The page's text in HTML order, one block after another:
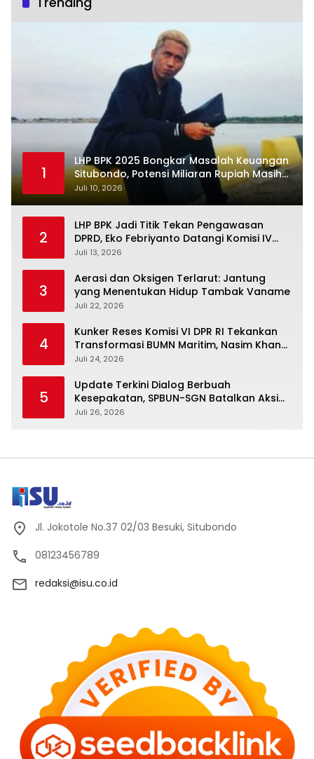
1
LHP BPK 2025 Bongkar Masalah Keuangan
Situbondo, Potensi Miliaran Rupiah Masih
Belum Terkelola
Juli 10, 2026
2
LHP BPK Jadi Titik Tekan Pengawasan
DPRD, Eko Febriyanto Datangi Komisi IV
dan Ajak Dewan Kembali Berpijak pada
Juli 13, 2026
3
Aerasi dan Oksigen Terlarut: Jantung
yang Menentukan Hidup Tambak Vaname
Juli 22, 2026
4
Kunker Reses Komisi VI DPR RI Tekankan
Transformasi BUMN Maritim, Nasim Khan
Kawal Penguatan Sektor Laut
Juli 24, 2026
5
Update Terkini Dialog Berbuah
Kesepakatan, SPBUN-SGN Batalkan Aksi
Nasional Setelah Holding Penuhi Sejumlah
Juli 26, 2026
Jl. Jokotole No.37 02/03 Besuki, Situbondo
08123456789
redaksi@isu.co.id